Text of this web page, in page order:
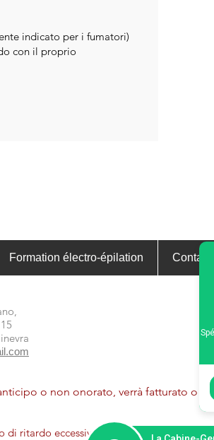
indicato per i fumatori)
con il proprio
Formation électro-épilation
o non onorato, verrà fatturato o
ritardo eccessivo ma rimane dovuto.